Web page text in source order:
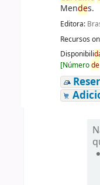
Mendes.
Editora:
Recursos
Disponibili
[Númerode